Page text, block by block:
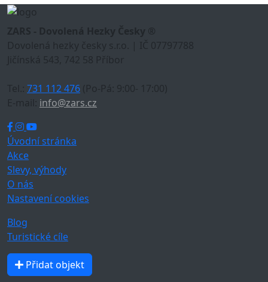
ZARS - Dovolená Hezky Česky ®
Dovolená hezky česky s.r.o. | IČ 07797788
Jičínská 543, 742 58 Příbor
Tel.: 731 112 476 (Po-Pá: 9:00- 17:00)
E-mail: info@zars.cz
Úvodní stránka
Akce
Slevy, výhody
O nás
Nastavení cookies
Blog
Turistické cíle
Přidat objekt